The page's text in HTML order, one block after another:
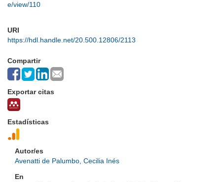
e/view/110
URI
https://hdl.handle.net/20.500.12806/2113
Compartir
Exportar citas
Estadísticas
Autor/es
Avenatti de Palumbo, Cecilia Inés
En